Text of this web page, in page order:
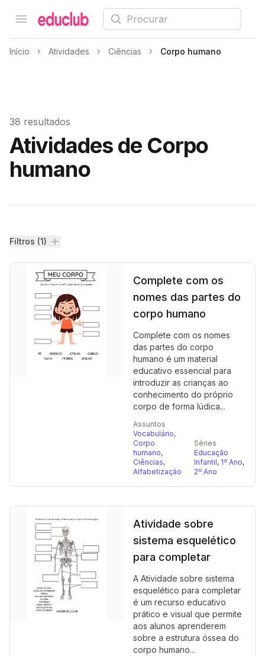
Open menu
Educlub Procurar
Início Atividades Ciências Corpo humano
38 resultados
Atividades de Corpo
humano
Filtros
Filtros (1)
Complete com os
nomes das partes do
corpo humano
Complete com os nomes
das partes do corpo
humano é um material
educativo essencial para
introduzir as crianças ao
conhecimento do próprio
corpo de forma lúdica...
Assuntos
Vocabulário,
Corpo
humano,
Ciências,
Alfabetização
Séries
Educação
Infantil, 1º Ano,
2º Ano
Atividade sobre
sistema esquelético
para completar
A Atividade sobre sistema
esquelético para completar
é um recurso educativo
prático e visual que permite
aos alunos aprenderem
sobre a estrutura óssea do
corpo humano...